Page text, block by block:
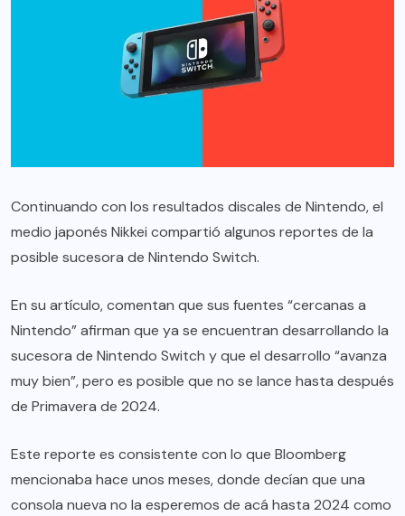
Continuando con los resultados discales de Nintendo, el
medio japonés Nikkei compartió algunos reportes de la
posible sucesora de Nintendo Switch.
En su artículo, comentan que sus fuentes “cercanas a
Nintendo” afirman que ya se encuentran desarrollando la
sucesora de Nintendo Switch y que el desarrollo “avanza
muy bien”, pero es posible que no se lance hasta después
de Primavera de 2024.
Este reporte es consistente con lo que Bloomberg
mencionaba hace unos meses, donde decían que una
consola nueva no la esperemos de acá hasta 2024 como